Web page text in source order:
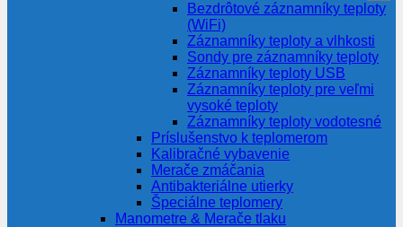
Bezdrôtové záznamníky teploty
(WiFi)
Záznamníky teploty a vlhkosti
Sondy pre záznamníky teploty
Záznamníky teploty USB
Záznamníky teploty pre veľmi
vysoké teploty
Záznamníky teploty vodotesné
Príslušenstvo k teplomerom
Kalibračné vybavenie
Merače zmáčania
Antibakteriálne utierky
Špeciálne teplomery
Manometre & Merače tlaku